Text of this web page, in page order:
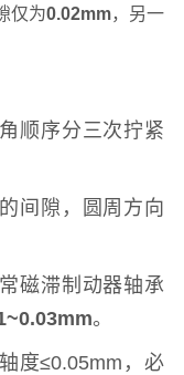
仅为0.02mm，另一
顺序分三次拧紧
间隙，圆周方向
磁滞制动器轴承
。
度≤0.05mm，必